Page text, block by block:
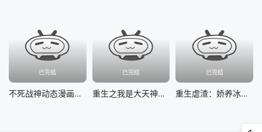
已完结
不死战神动态漫画第一季
已完结
重生之我是大天神动态漫画第二季
已完结
重生虐渣：娇养冰山总裁动态漫画第二季